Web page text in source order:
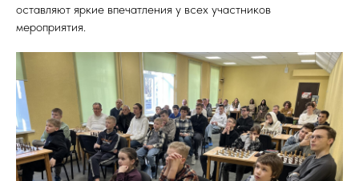
оставляют яркие впечатления у всех участников
мероприятия.